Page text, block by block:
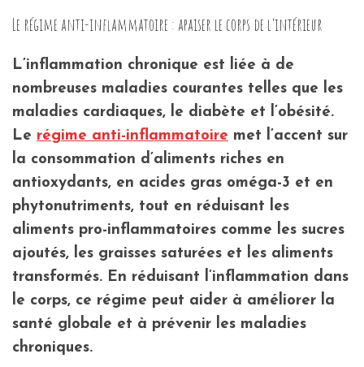
Le régime anti-inflammatoire : apaiser le corps de l’intérieur
L’inflammation chronique est liée à de
nombreuses maladies courantes telles que les
maladies cardiaques, le diabète et l’obésité.
Le régime anti-inflammatoire met l’accent sur
la consommation d’aliments riches en
antioxydants, en acides gras oméga-3 et en
phytonutriments, tout en réduisant les
aliments pro-inflammatoires comme les sucres
ajoutés, les graisses saturées et les aliments
transformés. En réduisant l’inflammation dans
le corps, ce régime peut aider à améliorer la
santé globale et à prévenir les maladies
chroniques.